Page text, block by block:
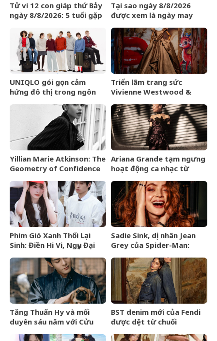
Tử vi 12 con giáp thứ Bảy
ngày 8/8/2026: 5 tuổi gặp
Tại sao ngày 8/8/2026
được xem là ngày may
UNIQLO gói gọn cảm
hứng đô thị trong ngôn
tập Thu Đông 2026
Triển lãm trang sức
Vivienne Westwood &
vào tháng 9/2026
Yillian Marie Atkinson: The
Geometry of Confidence
Ariana Grande tạm ngưng
hoạt động ca nhạc từ
Phim Gió Xanh Thổi Lại
Sinh: Điền Hi Vi, Ngụy Đại
thượng lưu
Sadie Sink, dị nhân Jean
Grey của Spider-Man:
Tăng Thuấn Hy và mối
duyên sáu năm với Cửu
BST denim mới của Fendi
được dệt từ chuối